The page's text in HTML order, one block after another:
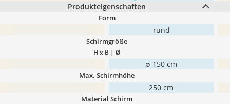
Produkteigenschaften
Form
rund
Schirmgröße
H x B | Ø
∅ 150 cm
Max. Schirmhöhe
250 cm
Material Schirm